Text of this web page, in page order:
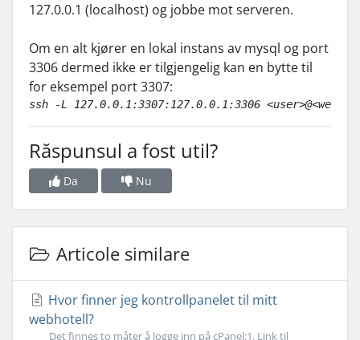
127.0.0.1 (localhost) og jobbe mot serveren.
Om en alt kjører en lokal instans av mysql og port
3306 dermed ikke er tilgjengelig kan en bytte til
for eksempel port 3307:
ssh -L 127.0.0.1:3307:127.0.0.1:3306
Răspunsul a fost util?
Da Nu
Articole similare
Hvor finner jeg kontrollpanelet til mitt
webhotell?
Det finnes to måter å logge inn på cPanel:1. Link til